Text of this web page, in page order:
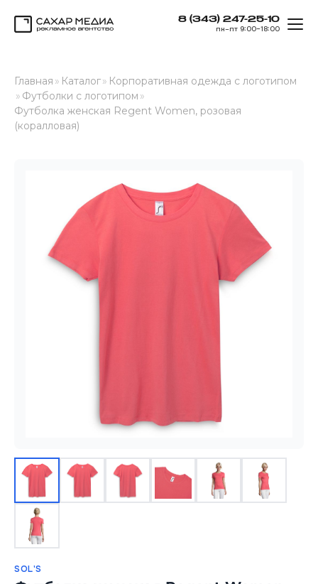
8 (343) 247-25-10
пн–пт 9:00–18:00
Главная » Каталог» Корпоративная одежда с логотипом
» Футболки с логотипом »
Футболка женская Regent Women, розовая
(коралловая)
SOL'S